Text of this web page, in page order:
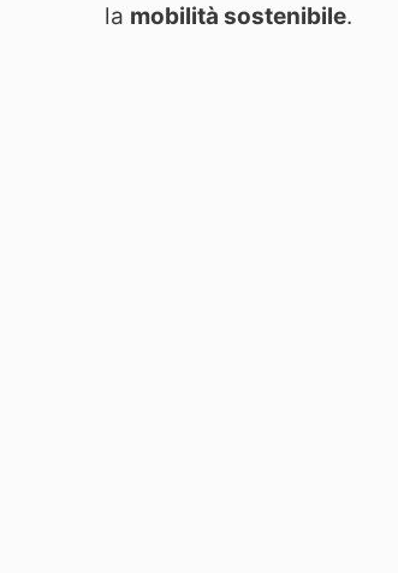
la mobilità sostenibile.